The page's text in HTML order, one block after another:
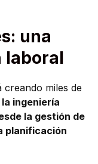
una
laboral
creando miles de
la ingeniería
la gestión de
planificación